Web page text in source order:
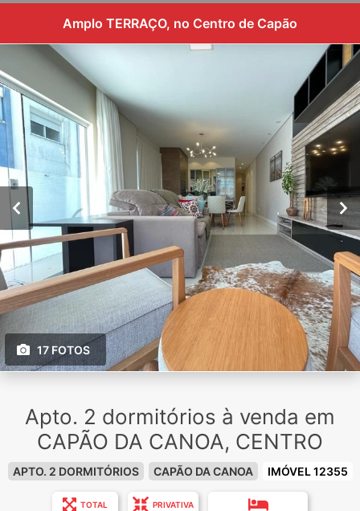
Amplo TERRAÇO, no Centro de Capão
17 FOTOS
Apto. 2 dormitórios à venda em
CAPÃO DA CANOA, CENTRO
APTO. 2 DORMITÓRIOS CAPÃO DA CANOA IMÓVEL 12355
TOTAL PRIVATIVA